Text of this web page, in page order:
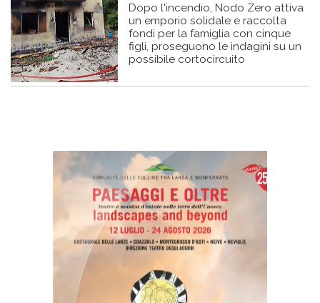
Dopo l'incendio, Nodo Zero attiva
un emporio solidale e raccolta
fondi per la famiglia con cinque
figli, proseguono le indagini su un
possibile cortocircuito